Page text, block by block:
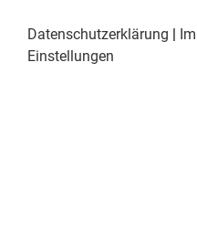
Datenschutzerklärung
Einstellungen